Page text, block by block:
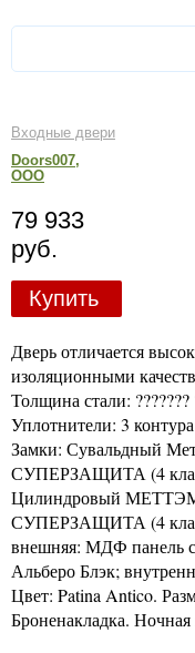
Входные двери
Doors007,
ООО
79 933
руб.
Купить
Дверь отличается
изоляционными
Толщина стали: ???????
Уплотнители: 3
Замки: Сувальдный
СУПЕРЗАЩИТА (4
Цилиндровый
СУПЕРЗАЩИТА (4
внешняя: МДФ панель
Альберо Блэк;
Цвет: Patina Antico.
Броненакладка. Ночная